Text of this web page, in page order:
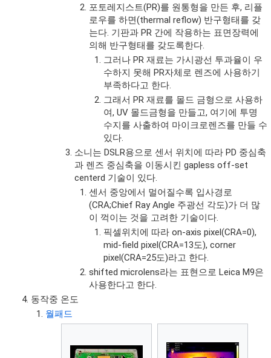
포토레지스트(PR)를 원통형을 만든 후, 리플
로우를 하면(thermal reflow) 반구형태를 갖
는다. 기판과 PR 간에 작용하는 표면장력에
의해 반구형태를 갖도록한다.
그러나 PR 재료는 가시광선 투과율이 우
수하지 못해 PR자체로 렌즈에 사용하기
부족하다고 한다.
그래서 PR 재료를 몰드 금형으로 사용하
여, UV 몰드금형을 만들고, 여기에 투명
수지를 사출하여 마이크로렌즈를 만들 수
있다.
소니는 DSLR용으로 센서 위치에 따라 PD 중심축
과 렌즈 중심축을 이동시킨 gapless off-set
centerd 기술이 있다.
센서 중앙에서 멀어질수록 입사경로
(CRA;Chief Ray Angle 주광선 각도)가 더 많
이 꺽이는 것을 고려한 기술이다.
픽셀위치에 따라 on-axis pixel(CRA=0),
mid-field pixel(CRA=13도), corner
pixel(CRA=25도)라고 한다.
shifted microlens라는 표현으로 Leica M9은
사용한다고 한다.
동작중 온도
월패드